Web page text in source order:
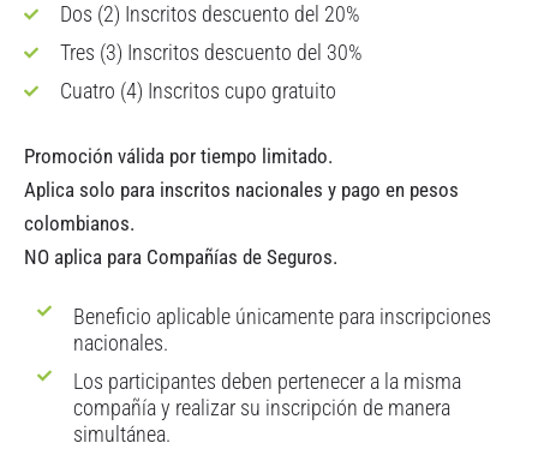
Dos (2) Inscritos descuento del 20%
Tres (3) Inscritos descuento del 30%
Cuatro (4) Inscritos cupo gratuito
Promoción válida por tiempo limitado.
Aplica solo para inscritos nacionales y pago en pesos
colombianos.
NO aplica para Compañías de Seguros.
Beneficio aplicable únicamente para inscripciones
nacionales.
Los participantes deben pertenecer a la misma
compañía y realizar su inscripción de manera
simultánea.